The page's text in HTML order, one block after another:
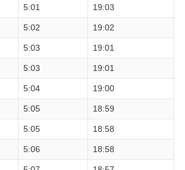
5:01 19:03
5:02 19:02
5:03 19:01
5:03 19:01
5:04 19:00
5:05 18:59
5:05 18:58
5:06 18:58